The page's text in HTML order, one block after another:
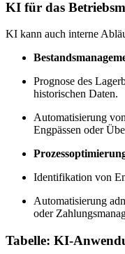
KI für das
KI kann auch interne
Prognose des
historischen Daten.
Automatisierung
Engpässen oder
Identifikation von
Automatisierung
oder
Tabelle: KI-